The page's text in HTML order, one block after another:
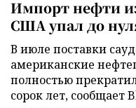
Импорт нефти
США упал до
В июле поставки
американские
полностью
сорок лет, сообщает